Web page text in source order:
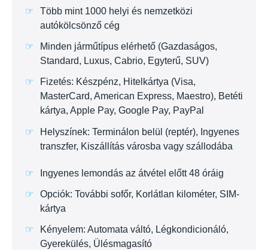
Több mint 1000 helyi és nemzetközi
autókölcsönző cég
Minden járműtípus elérhető (Gazdaságos,
Standard, Luxus, Cabrio, Egyterű, SUV)
Fizetés: Készpénz, Hitelkártya (Visa,
MasterCard, American Express, Maestro), Betéti
kártya, Apple Pay, Google Pay, PayPal
Helyszínek: Terminálon belül (reptér), Ingyenes
transzfer, Kiszállítás városba vagy szállodába
Ingyenes lemondás az átvétel előtt 48 óráig
Opciók: További sofőr, Korlátlan kilométer, SIM-
kártya
Kényelem: Automata váltó, Légkondicionáló,
Gyerekülés, Ülésmagasító